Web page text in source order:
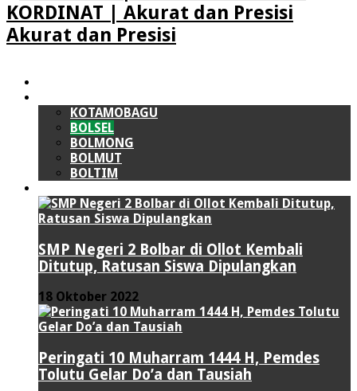
KORDINAT | Akurat dan Presisi
Akurat dan Presisi
KOTAMOBAGU
BOLSEL
BOLMONG
BOLMUT
BOLTIM
SMP Negeri 2 Bolbar di Ollot Kembali
Ditutup, Ratusan Siswa Dipulangkan
18 Oktober 2022
Peringati 10 Muharram 1444 H, Pemdes
Tolutu Gelar Do’a dan Tausiah